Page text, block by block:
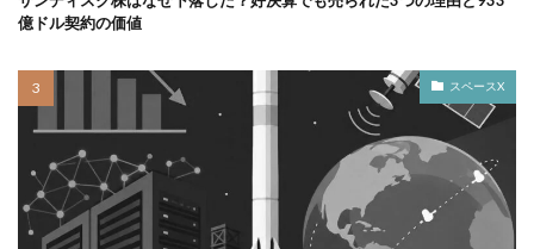
億ドル契約の価値
スペースX